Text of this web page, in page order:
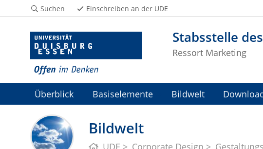
Stabsstelle
Ressort Marketing
Suchen Einschreiben an der UDE
Überblick Basiselemente Bildwelt
Bildwelt